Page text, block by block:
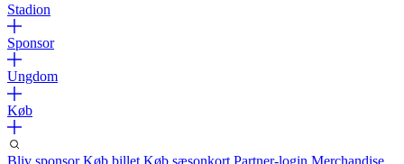
Stadion
Sponsor
Ungdom
Køb